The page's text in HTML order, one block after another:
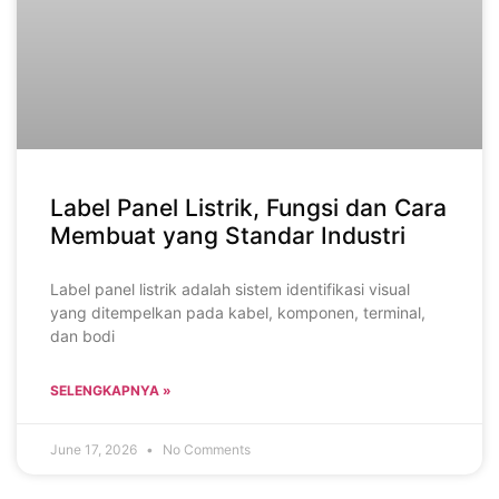
Label Panel Listrik, Fungsi dan Cara
Membuat yang Standar Industri
Label panel listrik adalah sistem identifikasi visual
yang ditempelkan pada kabel, komponen, terminal,
dan bodi
SELENGKAPNYA »
June 17, 2026 No Comments